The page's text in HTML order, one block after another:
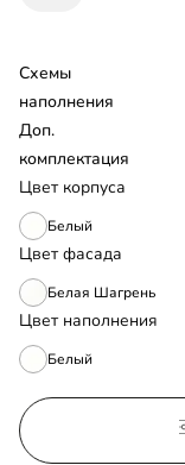
Цвет корпуса
Белый
Цвет фасада
Белая Шагрень
Цвет наполнения
Белый
Схемы
наполнения
Доп.
комплектация